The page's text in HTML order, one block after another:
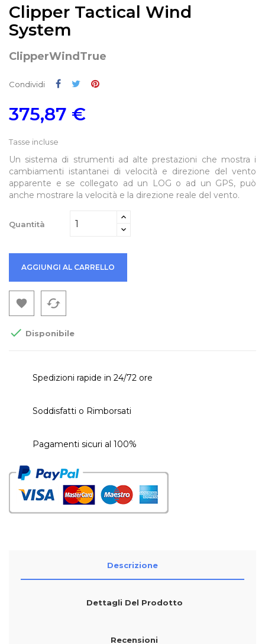
Clipper Tactical Wind
System
ClipperWindTrue
Condividi Condividi
Twitta
375,87 €
Tasse incluse
Un sistema di strumenti ad alte prestazioni che mostra i
cambiamenti istantanei di velocità e direzione del vento
apparente e se collegato ad un LOG o ad un GPS, può
anche mostrare la velocità e la direzione reale del vento.
Quantità
AGGIUNGI AL CARRELLO
 cached
 Disponibile
Spedizioni rapide in 24/72 ore
Soddisfatti o Rimborsati
Pagamenti sicuri al 100%
Descrizione
Dettagli Del Prodotto
Recensioni